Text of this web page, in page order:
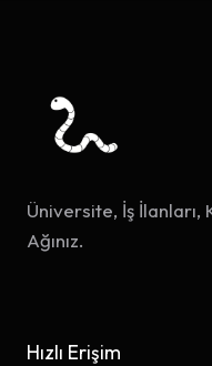
Üniversite, İş
Ağınız.
Hızlı Erişim